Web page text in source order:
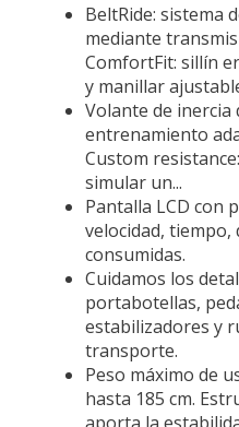
BeltRide: sistema
mediante
ComfortFit: sillín
y manillar
Volante de inercia
entrenamiento
Custom
simular un...
Pantalla LCD con
velocidad, tiempo,
consumidas.
Cuidamos los
portabotellas,
estabilizadores y
transporte.
Peso máximo de
hasta 185 cm.